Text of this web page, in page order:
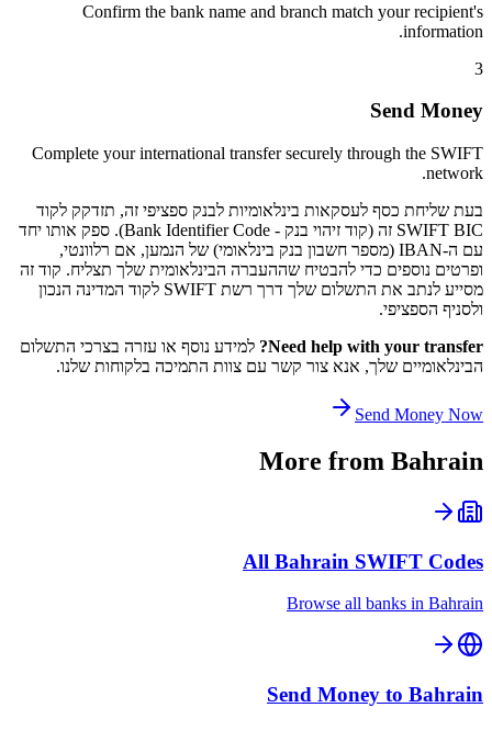
Confirm the bank name and branch match your recipient's
information.
3
Send Money
Complete your international transfer securely through the SWIFT
network.
בעת שליחת כסף לעסקאות בינלאומיות לבנק ספציפי זה, תזדקק לקוד
SWIFT BIC זה (קוד זיהוי בנק - Bank Identifier Code). ספק אותו יחד
עם ה-IBAN (מספר חשבון בנק בינלאומי) של הנמען, אם רלוונטי,
ופרטים נוספים כדי להבטיח שההעברה הבינלאומית שלך תצליח. קוד זה
מסייע לנתב את התשלום שלך דרך רשת SWIFT לקוד המדינה הנכון
ולסניף הספציפי.
Need help with your transfer?
למידע נוסף או עזרה בצרכי התשלום
הבינלאומיים שלך, אנא צור קשר עם צוות התמיכה בלקוחות שלנו.
Send Money Now
More from Bahrain
All Bahrain SWIFT Codes
Browse all banks in Bahrain
Send Money to Bahrain